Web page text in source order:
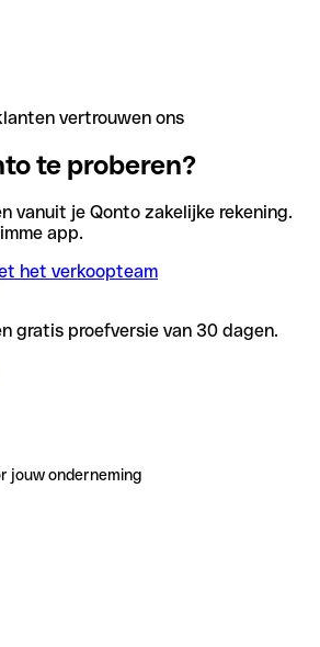
vertrouwen ons
te proberen?
vanuit je Qonto zakelijke rekening.
app.
het verkoopteam
gratis proefversie van 30 dagen.
jouw onderneming